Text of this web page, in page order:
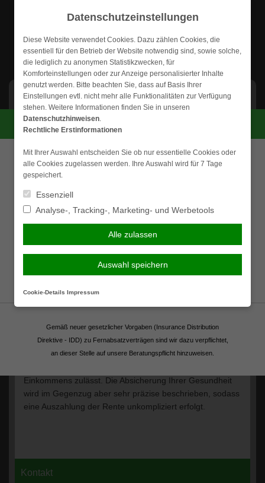
NAVIGATION
Einkommensversicherung
In unserer heutigen Zeit kann der Verlust der
Einkommenskraft schnell dramatische Folgen haben. In
dieser Situation stehen Versicherungen bereit, die sie
auffangen, jedoch in der Regel gesundheitliche Prüfungen
und eine erhebliche Geldleistung voraussetzen. Wenn Sie
steht Ihnen die Einkommensversicherung zur Verfügung.
Diese ist häufig billiger als alternative Absicherungen.
Kontaktieren Sie uns jetzt
eingeschränkt wird. Die Höhe der Rente der
Einkommensversicherung ist abhängig von der Art des
Tarifes. Beachten Sie, dass die Versicherung in der Regel
Einkommens zulässt. Die Absicherung Ihrer Gesundheit
wird im Gegenzug aber sehr präzise beschrieben, sodass
eine Auszahlung der Rente unkompliziert erfolgt.
Kontakt
Persönliche Beratung gewünscht?
Ich wünsche eine
persönliche Beratung und
möchte Kontakt mit einem
Berater aufnehmen.
Beraten lassen
Ich verzichte auf eine
persönliche Beratung und
Erstinformation (PDF)
gelesen und gespeichert
Fortsetzen
Gemäß neuer gesetzlicher Vorgaben (Insurance Distribution
Direktive - IDD) zu Fernabsatzverträgen sind wir dazu verpflichtet,
an dieser Stelle auf unsere Beratungspflicht hinzuweisen.
Datenschutzeinstellungen
Diese Website verwendet Cookies. Dazu zählen Cookies, die
essentiell für den Betrieb der Website notwendig sind, sowie solche,
die lediglich zu anonymen Statistikzwecken, für
Komforteinstellungen oder zur Anzeige personalisierter Inhalte
genutzt werden. Bitte beachten Sie, dass auf Basis Ihrer
Einstellungen evtl. nicht mehr alle Funktionalitäten zur Verfügung
stehen. Weitere Informationen finden Sie in unseren
Datenschutzhinweisen.
Rechtliche Erstinformationen
Mit Ihrer Auswahl entscheiden Sie ob nur essentielle Cookies oder
alle Cookies zugelassen werden. Ihre Auswahl wird für 7 Tage
gespeichert.
Essenziell
Analyse-, Tracking-, Marketing- und Werbetools
Alle zulassen
Auswahl speichern
Cookie-Details Impressum